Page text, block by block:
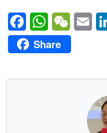
FacebookWhatsAppWeChatEmail
Share